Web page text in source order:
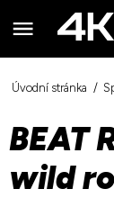
Úvodní stránka
BEAT
wild